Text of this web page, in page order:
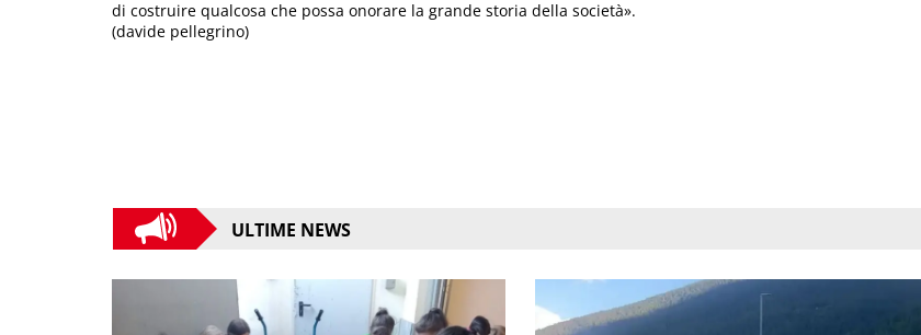
di costruire qualcosa che possa onorare la grande storia della società».
(davide pellegrino)
ULTIME NEWS